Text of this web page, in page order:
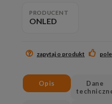
PRODUCENT
ONLED
zapytaj o produkt
Opis
Dane